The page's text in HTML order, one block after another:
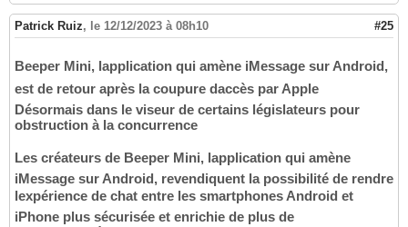
Patrick Ruiz, le 12/12/2023 à 08h10 #25
Beeper Mini, lapplication qui amène iMessage sur Android,
est de retour après la coupure daccès par Apple
Désormais dans le viseur de certains législateurs pour
obstruction à la concurrence
Les créateurs de Beeper Mini, lapplication qui amène
iMessage sur Android, revendiquent la possibilité de rendre
lexpérience de chat entre les smartphones Android et
iPhone plus sécurisée et enrichie de plus de